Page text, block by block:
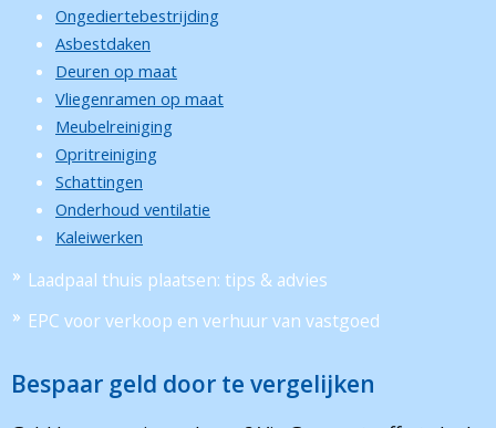
Ongediertebestrijding
Asbestdaken
Deuren op maat
Vliegenramen op maat
Meubelreiniging
Opritreiniging
Schattingen
Onderhoud ventilatie
Kaleiwerken
Laadpaal thuis plaatsen: tips & advies
EPC voor verkoop en verhuur van vastgoed
Bespaar geld door te vergelijken